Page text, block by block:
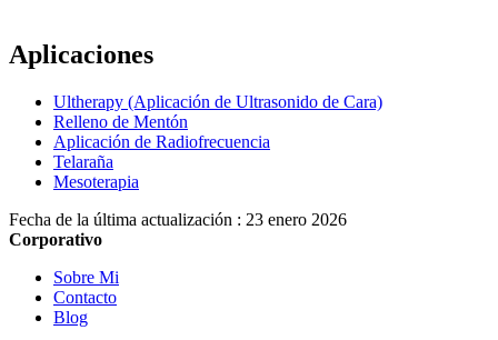
Aplicaciones
Ultherapy (Aplicación de Ultrasonido de Cara)
Relleno de Mentón
Aplicación de Radiofrecuencia
Telaraña
Mesoterapia
Fecha de la última actualización : 23 enero 2026
Corporativo
Sobre Mi
Contacto
Blog